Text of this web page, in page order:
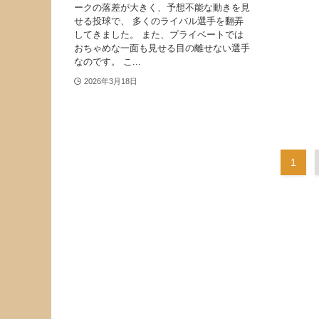
ークの落差が大きく、予想不能な動きを見
せる投球で、 多くのライバル選手を翻弄
してきました。 また、プライベートでは
おちゃめな一面も見せる目の離せない選手
なのです。 こ...
2026年3月18日
1